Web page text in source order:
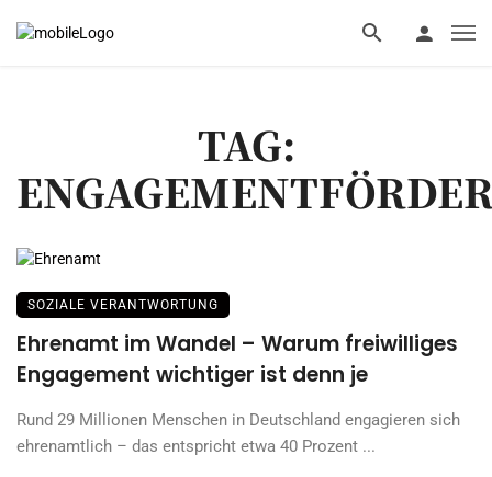
TAG:
SOZIALE VERANTWORTUNG
Ehrenamt im Wandel – Warum freiwilliges
Engagement wichtiger ist denn je
Rund 29 Millionen Menschen in Deutschland engagieren sich
ehrenamtlich – das entspricht etwa 40 Prozent ...